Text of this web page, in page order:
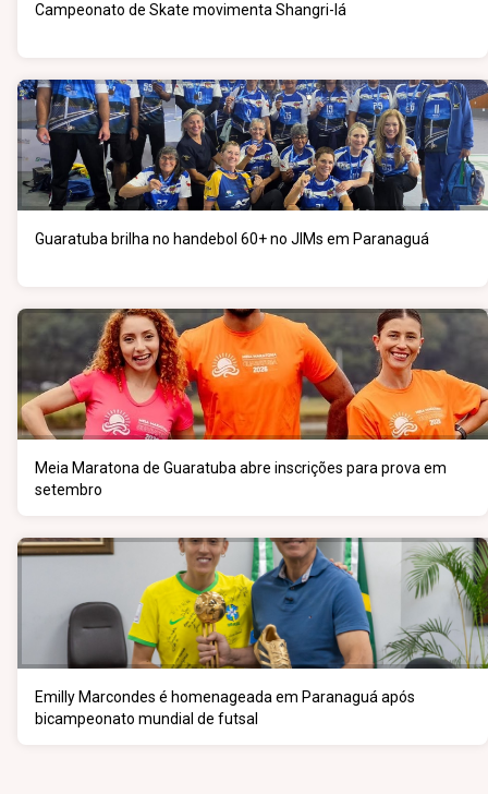
Campeonato de Skate movimenta Shangri-lá
Guaratuba brilha no handebol 60+ no JIMs em Paranaguá
Meia Maratona de Guaratuba abre inscrições para prova em
setembro
Emilly Marcondes é homenageada em Paranaguá após
bicampeonato mundial de futsal